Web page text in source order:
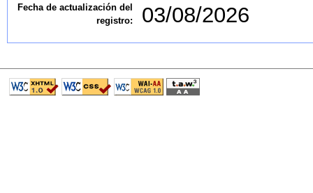
Fecha de actualización del
registro:
03/08/2026